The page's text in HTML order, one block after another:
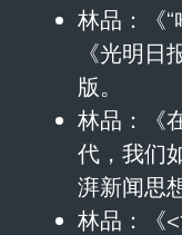
林品：《“
《光明
版。
林品：《
代，我们
湃新闻思
林品：《